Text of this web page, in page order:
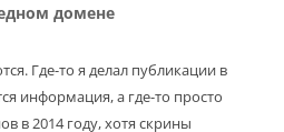
домене
Где-то я делал публикации в
информация, а где-то просто
в 2014 году, хотя скрины